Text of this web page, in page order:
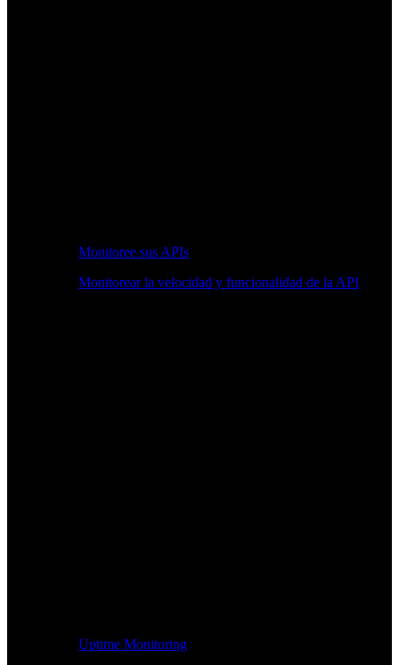
Monitoree sus APIs
Monitorear la velocidad y funcionalidad de la API
Uptime Monitoring